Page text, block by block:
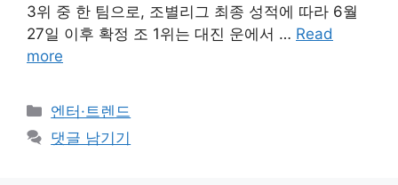
3위 중 한 팀으로, 조별리그 최종 성적에 따라 6월
27일 이후 확정 조 1위는 대진 운에서 … Read
more
카
테
엔터·트렌드
댓글 남기기